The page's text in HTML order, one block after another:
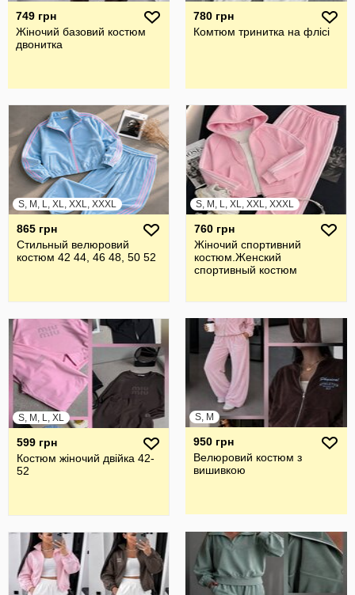
749 грн
Жіночий базовий костюм
двонитка
780 грн
Комтюм тринитка на флісі
S, M, L, XL, XXL, XXXL
865 грн
Стильный велюровий
костюм 42 44, 46 48, 50 52
S, M, L, XL, XXL, XXXL
760 грн
Жiночий спортивний
костюм.Женский
спортивный костюм
S, M, L, XL
599 грн
Костюм жіночий двійка 42-
52
S, M
950 грн
Велюровий костюм з
вишивкою